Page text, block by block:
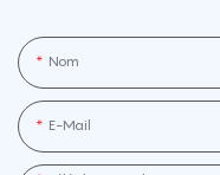
Nom
E-Mail